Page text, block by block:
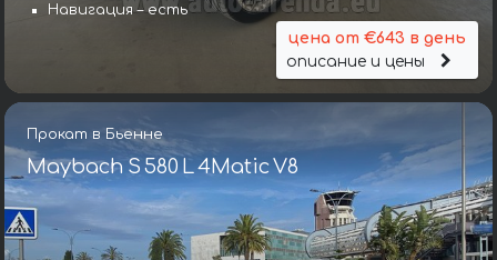
Навигация – есть
цена от €643 в день
описание и цены
Прокат в Бьенне
Maybach S 580 L 4Matic V8